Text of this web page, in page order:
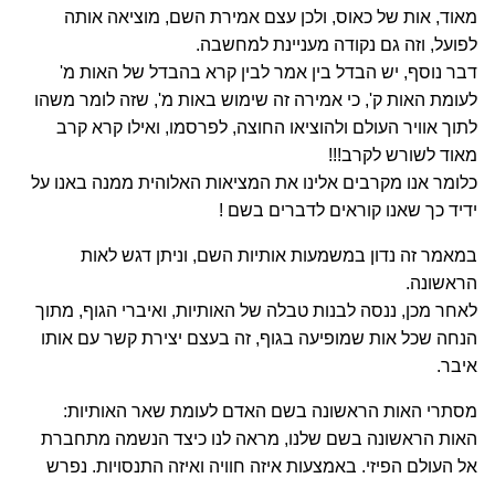
מאוד, אות של כאוס, ולכן עצם אמירת השם, מוציאה אותה
לפועל, וזה גם נקודה מעניינת למחשבה.
דבר נוסף, יש הבדל בין אמר לבין קרא בהבדל של האות מ'
לעומת האות ק', כי אמירה זה שימוש באות מ', שזה לומר משהו
לתוך אוויר העולם ולהוציאו החוצה, לפרסמו, ואילו קרא קרב
מאוד לשורש לקרב!!!
כלומר אנו מקרבים אלינו את המציאות האלוהית ממנה באנו על
ידיד כך שאנו קוראים לדברים בשם !
במאמר זה נדון במשמעות אותיות השם, וניתן דגש לאות
הראשונה.
לאחר מכן, ננסה לבנות טבלה של האותיות, ואיברי הגוף, מתוך
הנחה שכל אות שמופיעה בגוף, זה בעצם יצירת קשר עם אותו
איבר.
מסתרי האות הראשונה בשם האדם לעומת שאר האותיות:
האות הראשונה בשם שלנו, מראה לנו כיצד הנשמה מתחברת
אל העולם הפיזי. באמצעות איזה חוויה ואיזה התנסויות. נפרש